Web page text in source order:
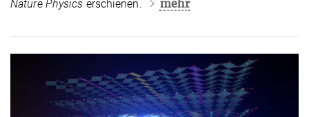
Nature Physics erschienen. mehr